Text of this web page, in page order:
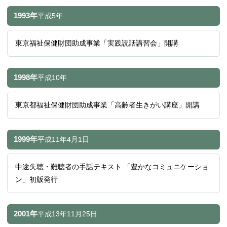
1993年平成5年
東京福祉保健財団助成事業「実践読話講習会」開講
1998年平成10年
東京都福祉保健財団助成事業「高齢者生きがい講座」開講
1999年平成11年4月1日
中途失聴・難聴者の手話テキスト 「豊かなコミュニケーショ
ン」初版発行
2001年平成13年11月25日